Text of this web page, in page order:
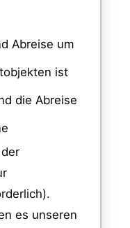
Abreise um
ist
die Abreise
es unseren